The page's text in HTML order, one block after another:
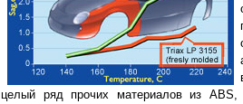
целый ряд прочих материалов из